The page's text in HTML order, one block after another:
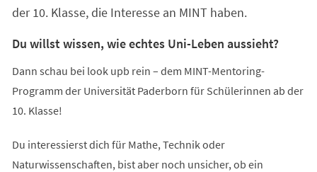
der 10. Klasse, die Interesse an MINT haben.
Du willst wissen, wie echtes Uni-Leben aussieht?
Dann schau bei look upb rein – dem MINT-Mentoring-
Programm der Universität Paderborn für Schülerinnen ab der
10. Klasse!
Du interessierst dich für Mathe, Technik oder
Naturwissenschaften, bist aber noch unsicher, ob ein